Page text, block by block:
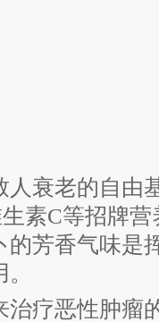
衰老的自由
素C等招牌
的芳香气味是
疗恶性肿瘤